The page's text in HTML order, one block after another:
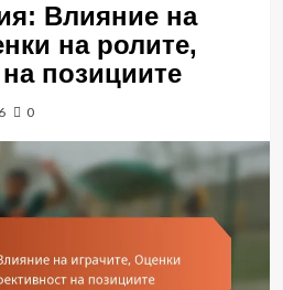
Влияние на
на ролите,
позициите
0